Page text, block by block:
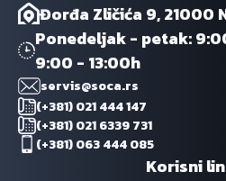
Đorđa Zličića 9, 21000
Ponedeljak - petak:
9:00 - 13:00h
servis@soca.rs
(+381) 021 444 147
(+381) 021 6339 731
(+381) 063 444 085
Korisni